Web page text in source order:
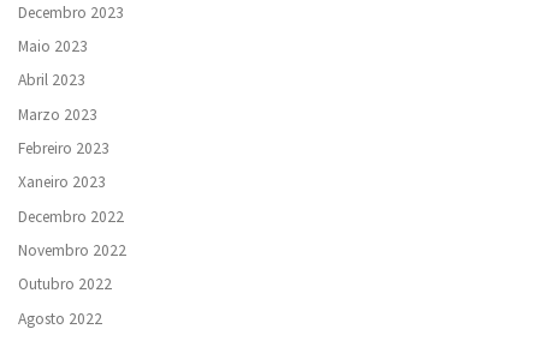
Decembro 2023
Maio 2023
Abril 2023
Marzo 2023
Febreiro 2023
Xaneiro 2023
Decembro 2022
Novembro 2022
Outubro 2022
Agosto 2022